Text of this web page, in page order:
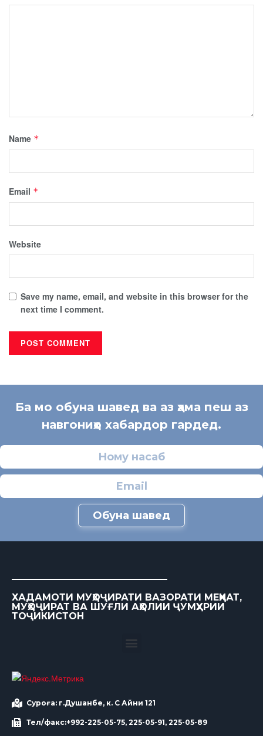
Name *
Email *
Website
Save my name, email, and website in this browser for the
next time I comment.
Ба мо обуна шавед ва аз ҳама пеш аз
навгониҳо хабардор гардед.
Обуна шавед
ХАДАМОТИ МУҲОҶИРАТИ ВАЗОРАТИ МЕҲНАТ,
МУҲОҶИРАТ ВА ШУҒЛИ АҲОЛИИ ҶУМҲУРИИ
ТОҶИКИСТОН
Суроға: г.Душанбе, к. С Айни 121
Тел/факс:+992-225-05-75, 225-05-91, 225-05-89